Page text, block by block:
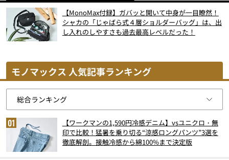
【MonoMax付録】ガバッと開いて中身が一目瞭然！
シャカの「じゃばら式４層ショルダーバッグ」は、出
し入れのしやすさも過去最高レベルだった！
モノマックス 人気記事ランキング
【ワークマンの1,590円冷感デニム】vsユニクロ・無
印で比較！猛暑を乗り切る“涼感ロングパンツ”3選を
徹底解剖。接触冷感から綿100%まで決定版